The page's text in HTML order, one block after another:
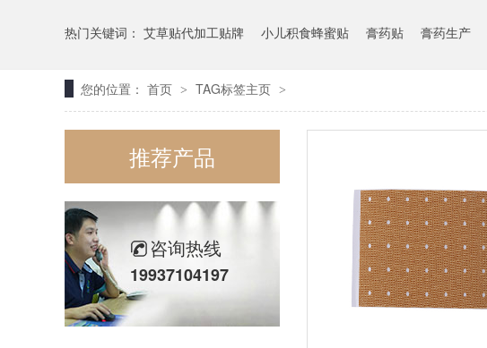
热门关键词： 艾草贴代加工贴牌 小儿积食蜂蜜贴 膏药贴 膏药生产
您的位置： 首页 > TAG标签主页 >
推荐产品
咨询热线
19937104197